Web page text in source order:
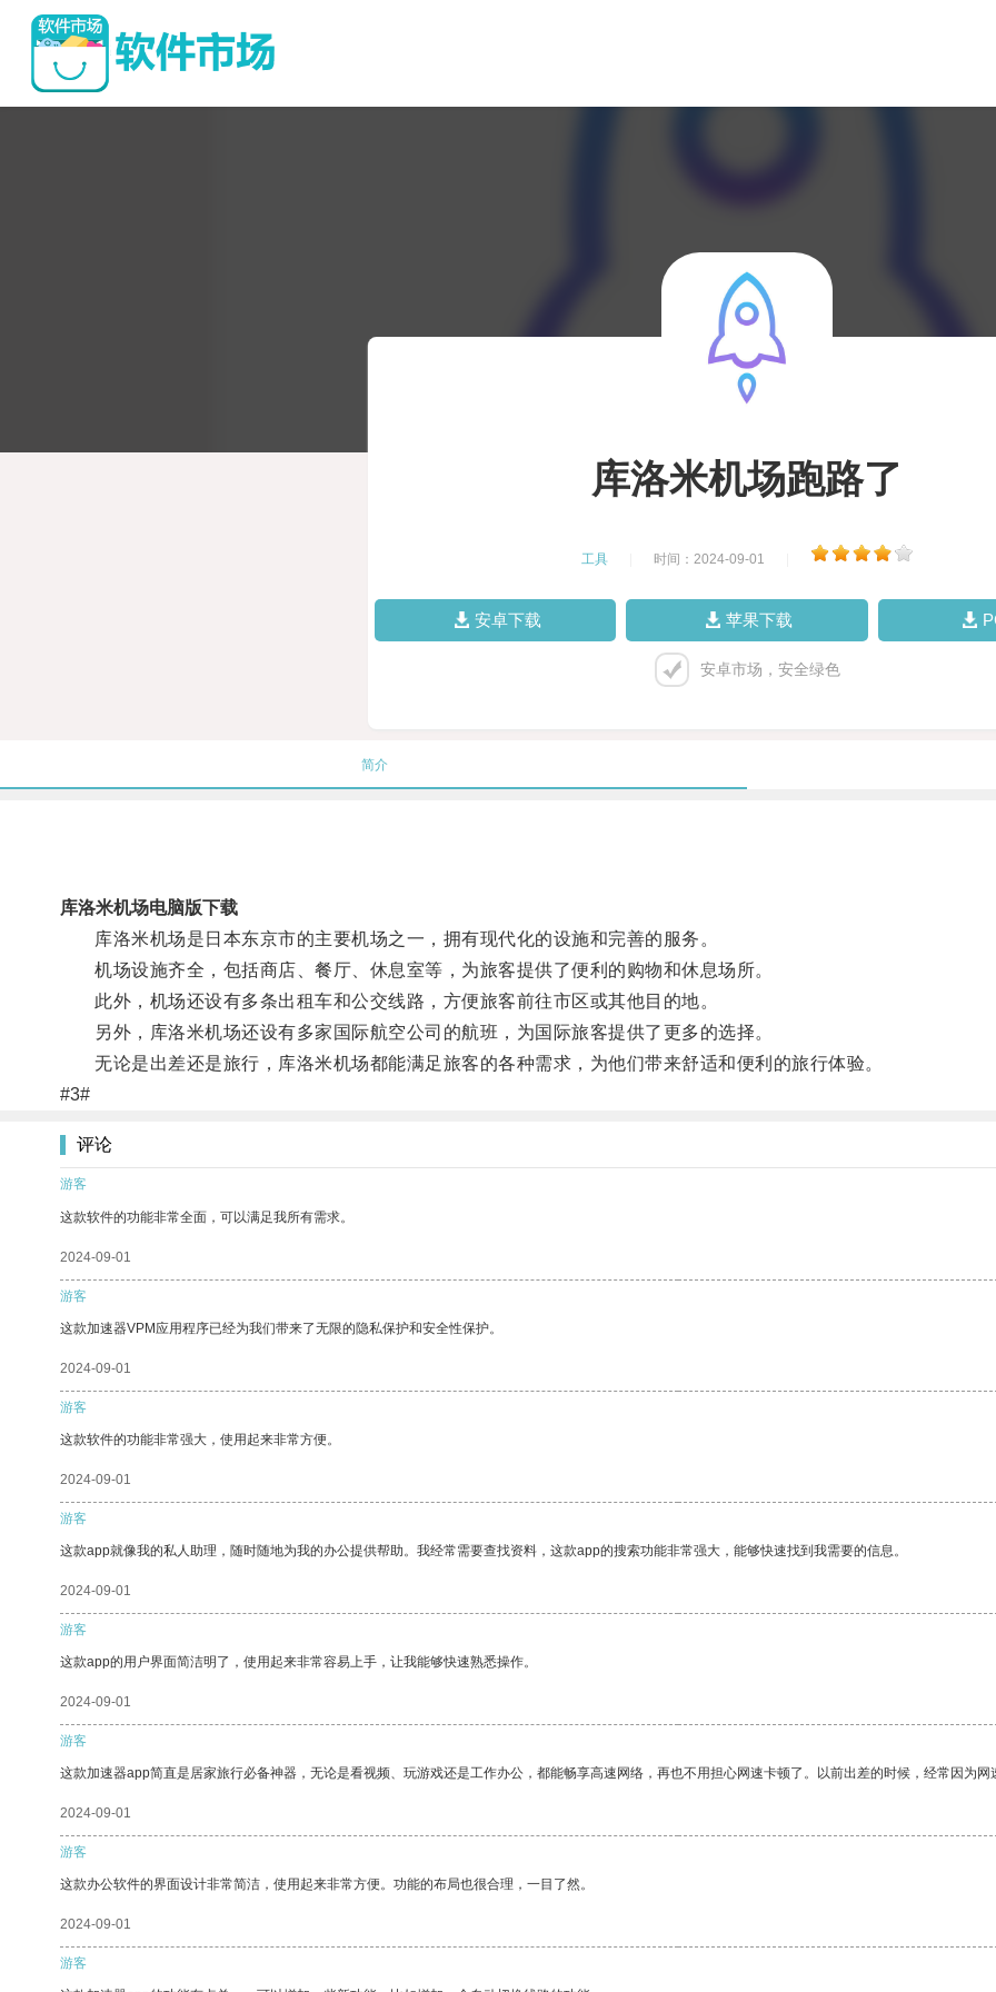
库洛米机场跑路了
工具 时间：2024-09-01
安卓下载 苹果下载
安卓市场，安全绿色
简介
库洛米机场电脑版下载
库洛米机场是日本东京市的主要机场之一，拥有现代化的设施和完善的服务。
机场设施齐全，包括商店、餐厅、休息室等，为旅客提供了便利的购物和休息场所。
此外，机场还设有多条出租车和公交线路，方便旅客前往市区或其他目的地。
另外，库洛米机场还设有多家国际航空公司的航班，为国际旅客提供了更多的选择。
无论是出差还是旅行，库洛米机场都能满足旅客的各种需求，为他们带来舒适和便利的旅行体验。
#3#
评论
游客
这款软件的功能非常全面，可以满足我所有需求。
2024-09-01
游客
这款加速器VPM应用程序已经为我们带来了无限的隐私保护和安全性保护。
2024-09-01
游客
这款软件的功能非常强大，使用起来非常方便。
2024-09-01
游客
这款app就像我的私人助理，随时随地为我的办公提供帮助。我经常需要查找资料，这款app的搜索功能非常强大，能够快速找到我需要的信息。
2024-09-01
游客
这款app的用户界面简洁明了，使用起来非常容易上手，让我能够快速熟悉操作。
2024-09-01
游客
这款加速器app简直是居家旅行必备神器，无论是看视频、玩游戏还是工作办公，都能畅享高速网络，再也不用担心网速卡顿了。以前出差的时候，经常因为
2024-09-01
游客
这款办公软件的界面设计非常简洁，使用起来非常方便。功能的布局也很合理，一目了然。
2024-09-01
游客